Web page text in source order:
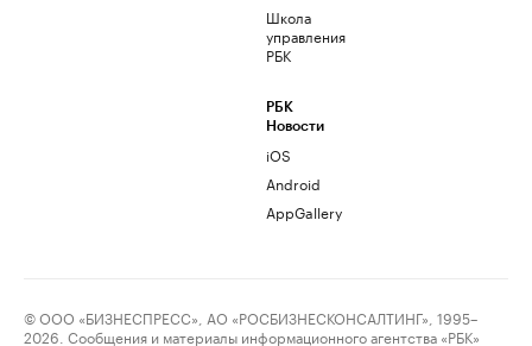
Школа
управления
РБК
РБК
Новости
iOS
Android
AppGallery
© ООО «БИЗНЕСПРЕСС», АО «РОСБИЗНЕСКОНСАЛТИНГ», 1995–
2026. Сообщения и материалы информационного агентства «РБК»